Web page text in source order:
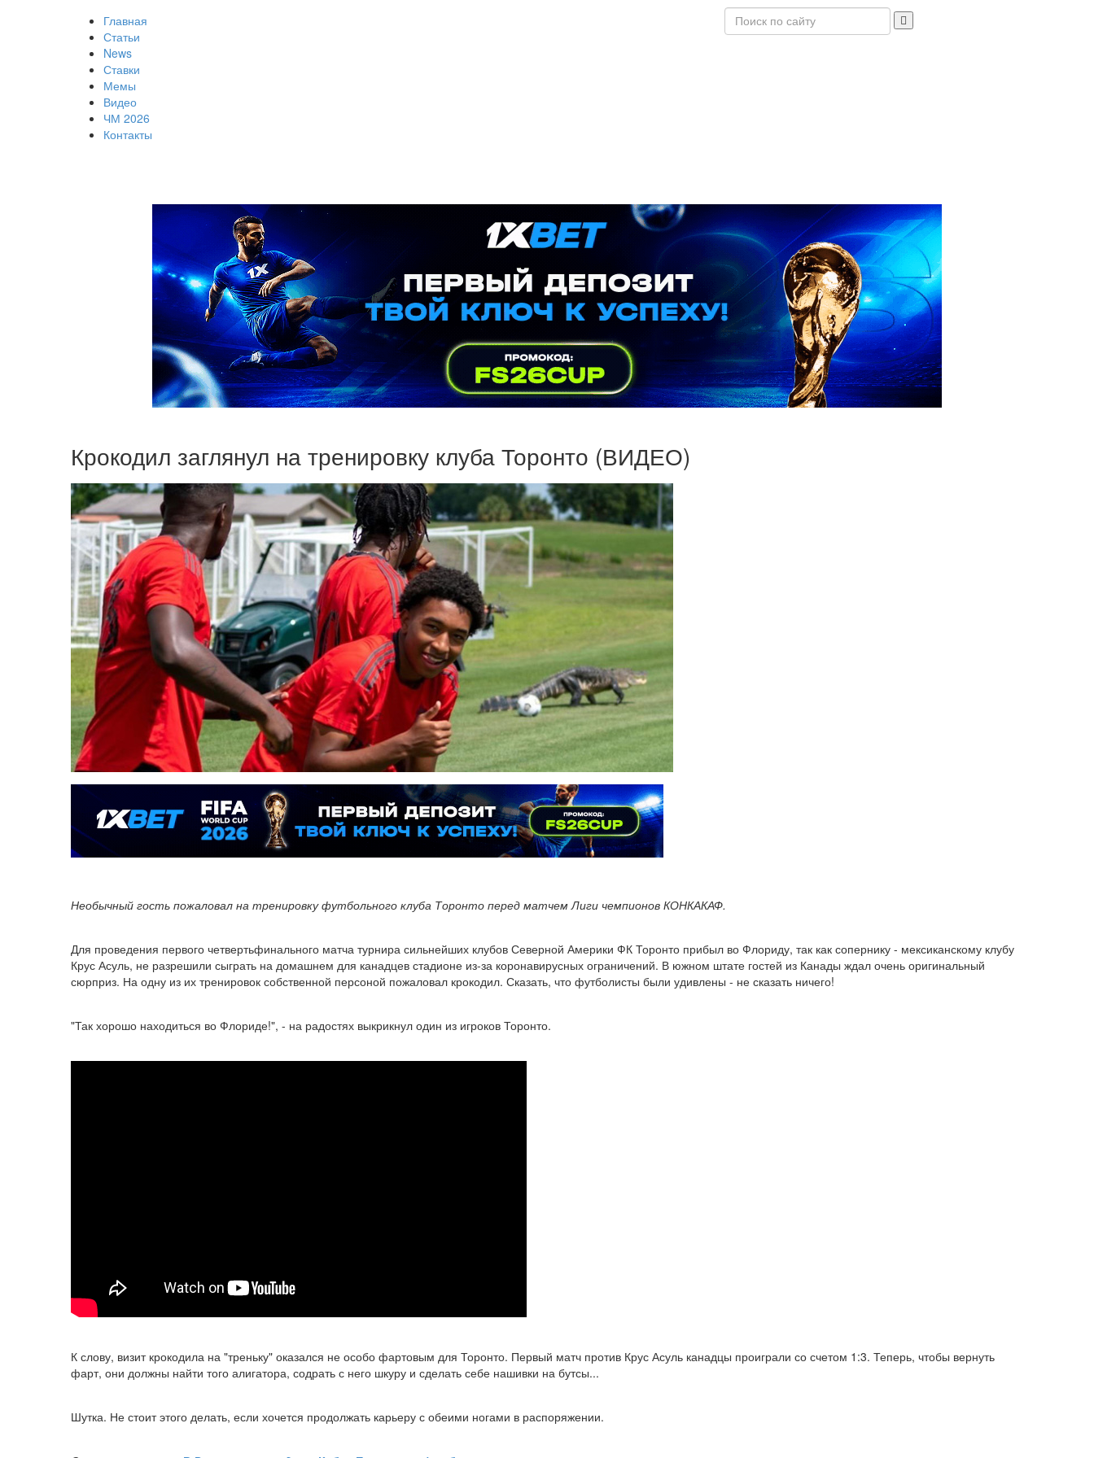
Главная
Статьи
News
Ставки
Мемы
Видео
ЧМ 2026
Контакты
Крокодил заглянул на тренировку клуба Торонто (ВИДЕО)
Необычный гость пожаловал на тренировку футбольного клуба Торонто перед матчем Лиги чемпионов КОНКАКАФ.
Для проведения первого четвертьфинального матча турнира сильнейших клубов Северной Америки ФК Торонто прибыл во Флориду, так как сопернику - мексиканскому клубу
Крус Асуль, не разрешили сыграть на домашнем для канадцев стадионе из-за коронавирусных ограничений. В южном штате гостей из Канады ждал очень оригинальный
сюрприз. На одну из их тренировок собственной персоной пожаловал крокодил. Сказать, что футболисты были удивлены - не сказать ничего!
"Так хорошо находиться во Флориде!", - на радостях выкрикнул один из игроков Торонто.
К слову, визит крокодила на "треньку" оказался не особо фартовым для Торонто. Первый матч против Крус Асуль канадцы проиграли со счетом 1:3. Теперь, чтобы вернуть
фарт, они должны найти того алигатора, содрать с него шкуру и сделать себе нашивки на бутсы...
Шутка. Не стоит этого делать, если хочется продолжать карьеру с обеими ногами в распоряжении.